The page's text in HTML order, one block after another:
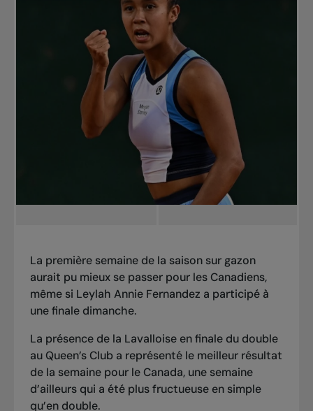
La première semaine de la saison sur gazon
aurait pu mieux se passer pour les Canadiens,
même si Leylah Annie Fernandez a participé à
une finale dimanche.
La présence de la Lavalloise en finale du double
au Queen’s Club a représenté le meilleur résultat
de la semaine pour le Canada, une semaine
d’ailleurs qui a été plus fructueuse en simple
qu’en double.